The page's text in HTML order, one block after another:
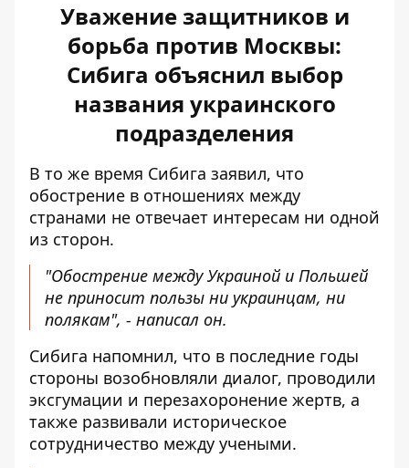
Уважение защитников и
борьба против Москвы:
Сибига объяснил выбор
названия украинского
подразделения
В то же время Сибига заявил, что
обострение в отношениях между
странами не отвечает интересам ни одной
из сторон.
"Обострение между Украиной и Польшей
не приносит пользы ни украинцам, ни
полякам", - написал он.
Сибига напомнил, что в последние годы
стороны возобновляли диалог, проводили
эксгумации и перезахоронение жертв, а
также развивали историческое
сотрудничество между учеными.